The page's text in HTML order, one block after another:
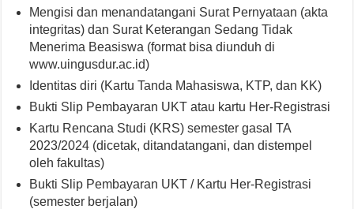
Mengisi dan menandatangani Surat Pernyataan (akta
integritas) dan Surat Keterangan Sedang Tidak
Menerima Beasiswa (format bisa diunduh di
www.uingusdur.ac.id)
Identitas diri (Kartu Tanda Mahasiswa, KTP, dan KK)
Bukti Slip Pembayaran UKT atau kartu Her-Registrasi
Kartu Rencana Studi (KRS) semester gasal TA
2023/2024 (dicetak, ditandatangani, dan distempel
oleh fakultas)
Bukti Slip Pembayaran UKT / Kartu Her-Registrasi
(semester berjalan)